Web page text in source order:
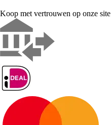
Koop met vertrouwen op onze site